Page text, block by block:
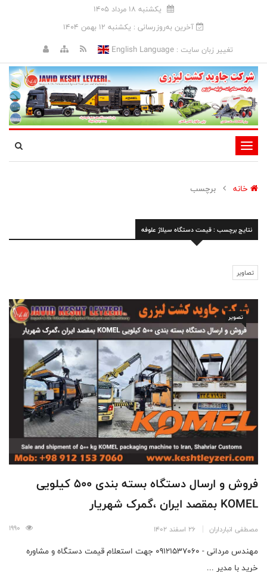
يکشنبه 18 مرداد 1405
آخرین به‌روزرسانی : يکشنبه 12 بهمن 1404
تغییر زبان سایت :English Language
تغییر
وضعیت
ناوبری
خانه برچسب
نتایج برچسب : قیمت دستگاه سیلاژ علوفه
تصاویر
تصویر
فروش و ارسال دستگاه بسته بندی 500 کیلویی
KOMEL بمقصد ایران ،‌گمرک شهریار
مصطفی انبارداران 26 اسفند 1402
مهندس مردانی - 09121537060 جهت استعلام قیمت دستگاه و مشاوره
خرید با مدیر ...